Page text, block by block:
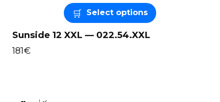
Select options
Sunside 12 XXL — 022.54.XXL
181€